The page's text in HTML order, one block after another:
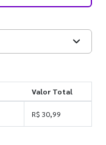
Valor Total
R$ 30,99